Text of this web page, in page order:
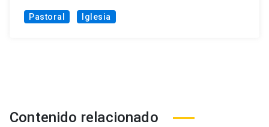
Pastoral Iglesia
Contenido relacionado